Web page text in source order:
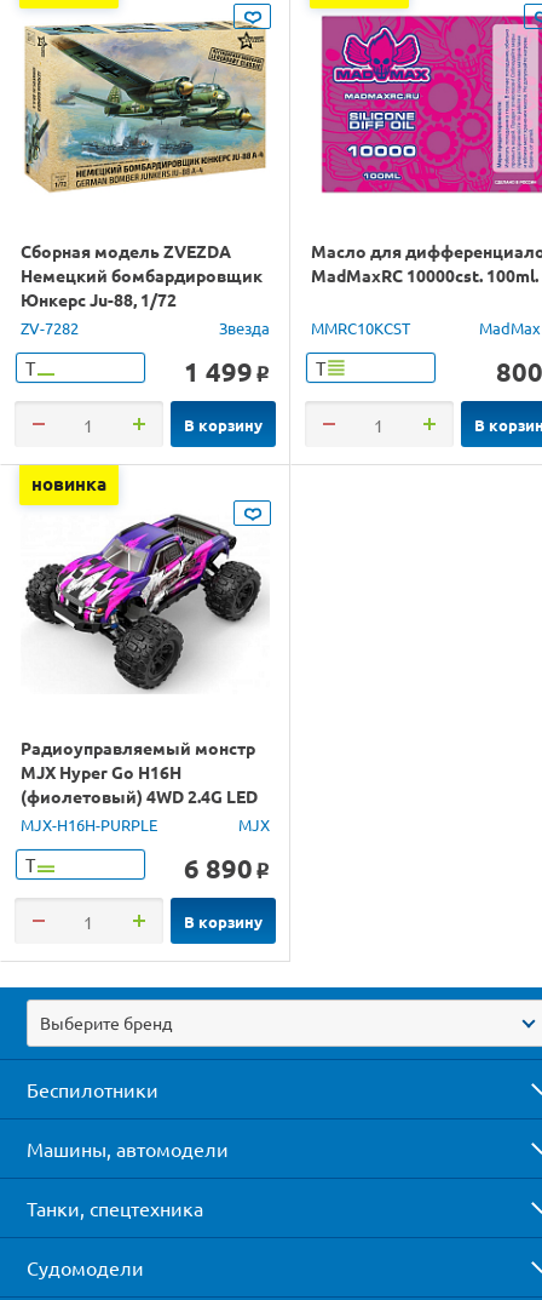
Сборная модель ZVEZDA
Немецкий бомбардировщик
Юнкерс Ju-88, 1/72
ZV-7282 Звезда
Т 1 499 o
В корзину
Масло для
MadMaxRC 10000cst. 100ml.
MMRC10KCST
Т 800
В
новинка
Радиоуправляемый монстр
MJX Hyper Go H16H
(фиолетовый) 4WD 2.4G LED
GPS 1/16 RTR
MJX-H16H-PURPLE MJX
Т 6 890 o
В корзину
Выберите бренд
Беспилотники
Машины, автомодели
Танки, спецтехника
Судомодели